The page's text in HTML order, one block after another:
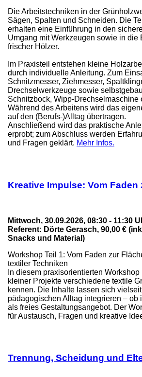
Die Arbeitstechniken in der
Sägen, Spalten und Schneiden. Die
erhalten eine Einführung in den
Umgang mit Werkzeugen sowie in die
frischer Hölzer.
Im Praxisteil entstehen kleine
durch individuelle Anleitung. Zum
Schnitzmesser, Ziehmesser,
Drechselwerkzeuge sowie
Schnitzbock, Wipp-Drechselmaschine
Während des Arbeitens wird das
auf den (Berufs-)Alltag übertragen.
Anschließend wird das praktische
erprobt; zum Abschluss werden
und Fragen geklärt. Mehr Infos.
Kreative Impulse: Vom Faden
Mittwoch, 30.09.2026, 08:30 - 11:30
Referent: Dörte Gerasch, 90,00 €
Snacks und Material)
Workshop Teil 1: Vom Faden zur
textiler Techniken
In diesem praxisorientierten
kleiner Projekte verschiedene textile
kennen. Die Inhalte lassen sich
pädagogischen Alltag integrieren – ob
als freies Gestaltungsangebot. Der
für Austausch, Fragen und kreative
Trennung, Scheidung und